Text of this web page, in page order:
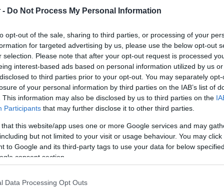
- Do Not Process My Personal Information
opt-out of the sale, sharing to third parties, or processing of your
for targeted advertising by us, please use the below opt-out
selection. Please note that after your opt-out request is processed
interest-based ads based on personal information utilized by us
to third parties prior to your opt-out. You may separately
of your personal information by third parties on the IAB’s list of
This information may also be disclosed by us to third parties on the
Participants that may further disclose it to other third parties.
that this website/app uses one or more Google services and may
but not limited to your visit or usage behaviour. You may
to Google and its third-party tags to use your data for below
consent section.
Data Processing Opt Outs
– Γιατί αντιδρούν οι οδηγοί με
τους (φωτογραφίες)
οι γραμμές 17 και 20 αντικαθίστανται από
- 07:51
το ξήλωμα των καλωδίων του